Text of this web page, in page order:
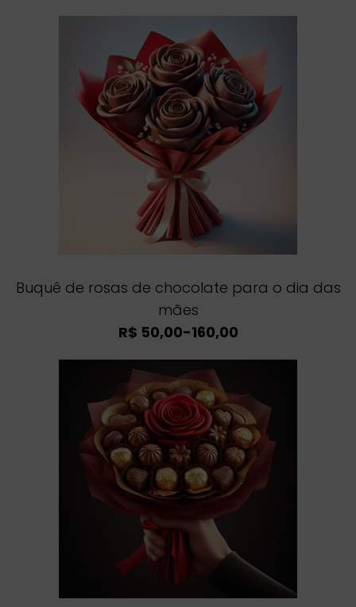
Buquê de rosas de chocolate para o dia das
mães
R$ 50,00-160,00